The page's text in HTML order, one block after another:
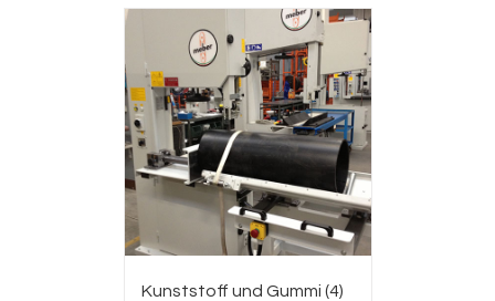
Kunststoff und Gummi (4)